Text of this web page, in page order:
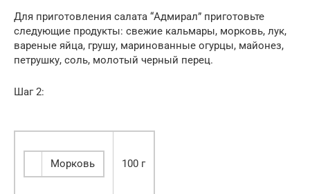
Для приготовления салата “Адмирал” приготовьте
следующие продукты: свежие кальмары, морковь, лук,
вареные яйца, грушу, маринованные огурцы, майонез,
петрушку, соль, молотый черный перец.
Шаг 2:
Морковь 100 г